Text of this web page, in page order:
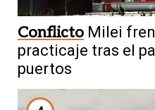
Conflicto Milei
practicaje tras el
puertos